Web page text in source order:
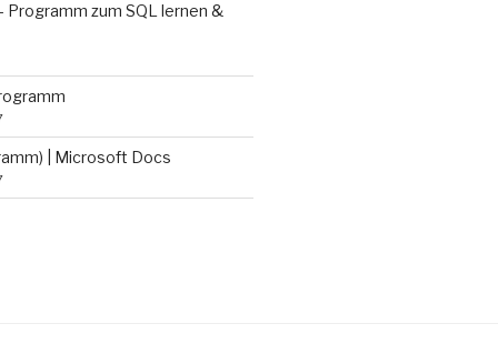
Programm zum SQL lernen &
| Microsoft Docs